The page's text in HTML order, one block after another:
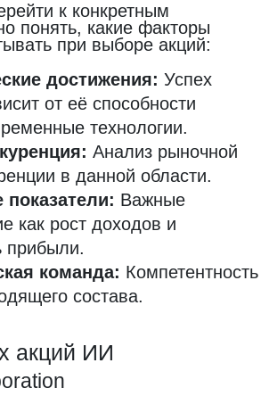
к конкретным
понять, какие факторы
при выборе акций:
достижения: Успех
от её способности
технологии.
Анализ рыночной
в данной области.
Важные
как рост доходов и
прибыли.
команда: Компетентность
состава.
акций ИИ